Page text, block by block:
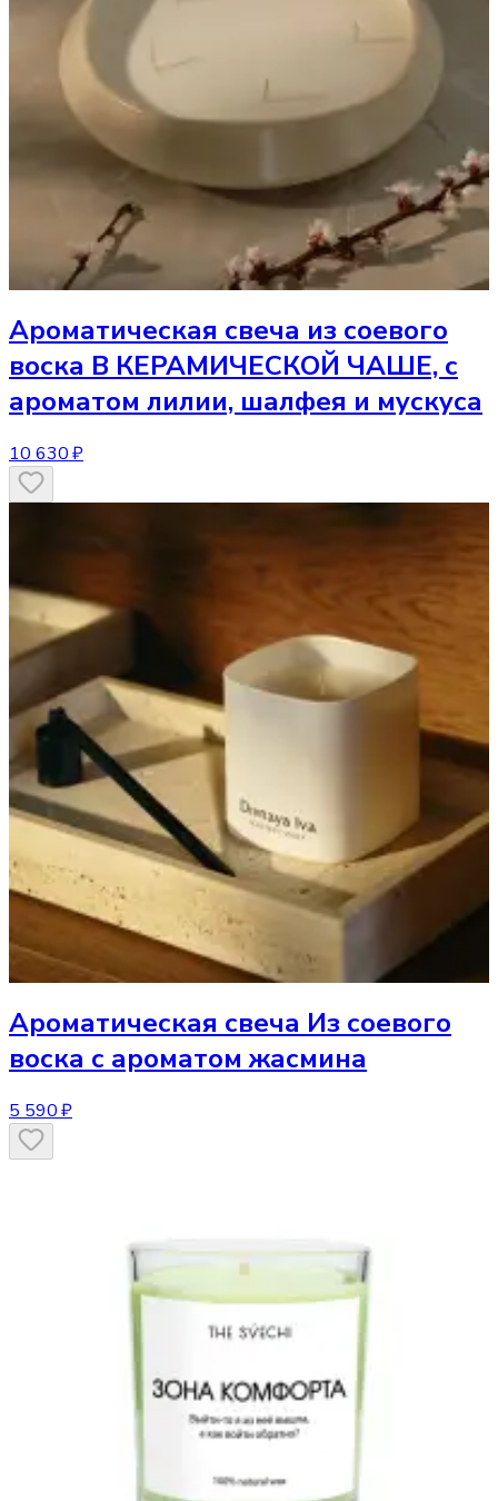
Ароматическая свеча из соевого
воска В КЕРАМИЧЕСКОЙ ЧАШЕ, с
ароматом лилии, шалфея и мускуса
10 630 ₽
Ароматическая свеча Из соевого
воска с ароматом жасмина
5 590 ₽